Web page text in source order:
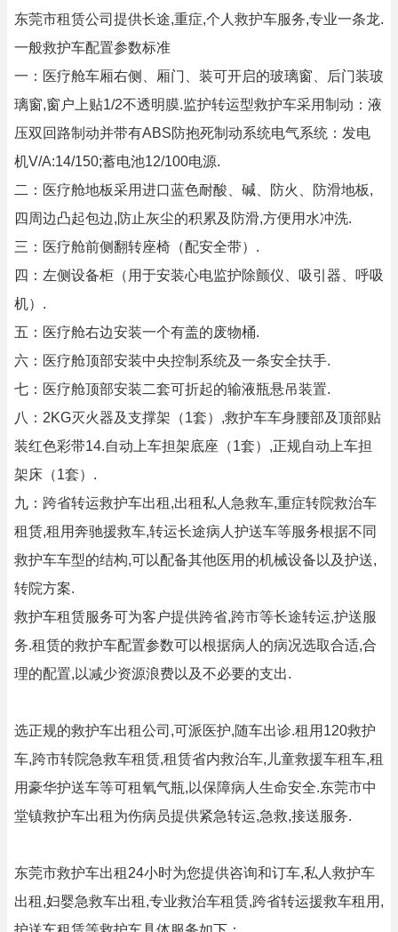
东莞市租赁公司提供长途,重症,个人救护车服务,专业一条龙.
一般救护车配置参数标准
一：医疗舱车厢右侧、厢门、装可开启的玻璃窗、后门装玻
璃窗,窗户上贴1/2不透明膜.监护转运型救护车采用制动：液
压双回路制动并带有ABS防抱死制动系统电气系统：发电
机V/A:14/150;蓄电池12/100电源.
二：医疗舱地板采用进口蓝色耐酸、碱、防火、防滑地板,
四周边凸起包边,防止灰尘的积累及防滑,方便用水冲洗.
三：医疗舱前侧翻转座椅（配安全带）.
四：左侧设备柜（用于安装心电监护除颤仪、吸引器、呼吸
机）.
五：医疗舱右边安装一个有盖的废物桶.
六：医疗舱顶部安装中央控制系统及一条安全扶手.
七：医疗舱顶部安装二套可折起的输液瓶悬吊装置.
八：2KG灭火器及支撑架（1套）,救护车车身腰部及顶部贴
装红色彩带14.自动上车担架底座（1套）,正规自动上车担
架床（1套）.
九：跨省转运救护车出租,出租私人急救车,重症转院救治车
租赁,租用奔驰援救车,转运长途病人护送车等服务根据不同
救护车车型的结构,可以配备其他医用的机械设备以及护送,
转院方案.
救护车租赁服务可为客户提供跨省,跨市等长途转运,护送服
务.租赁的救护车配置参数可以根据病人的病况选取合适,合
理的配置,以减少资源浪费以及不必要的支出.
选正规的救护车出租公司,可派医护,随车出诊.租用120救护
车,跨市转院急救车租赁,租赁省内救治车,儿童救援车租车,租
用豪华护送车等可租氧气瓶,以保障病人生命安全.东莞市中
堂镇救护车出租为伤病员提供紧急转运,急救,接送服务.
东莞市救护车出租24小时为您提供咨询和订车,私人救护车
出租,妇婴急救车出租,专业救治车租赁,跨省转运援救车租用,